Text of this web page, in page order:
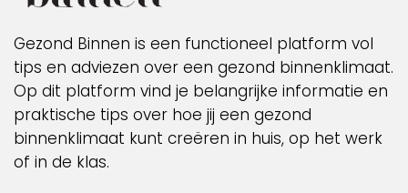
Gezond Binnen is een functioneel platform vol
tips en adviezen over een gezond binnenklimaat.
Op dit platform vind je belangrijke informatie en
praktische tips over hoe jij een gezond
binnenklimaat kunt creëren in huis, op het werk
of in de klas.